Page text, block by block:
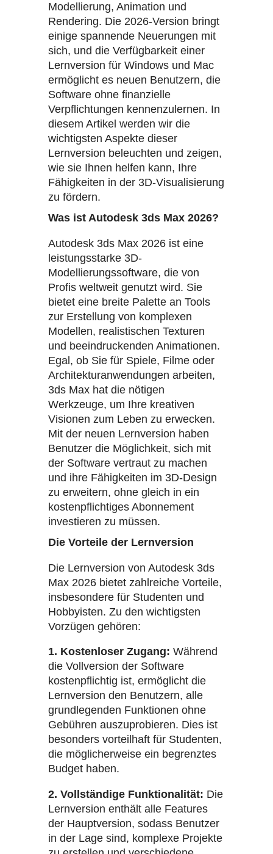
Modellierung, Animation und
Rendering. Die 2026-Version bringt
einige spannende Neuerungen mit
sich, und die Verfügbarkeit einer
Lernversion für Windows und Mac
ermöglicht es neuen Benutzern, die
Software ohne finanzielle
Verpflichtungen kennenzulernen. In
diesem Artikel werden wir die
wichtigsten Aspekte dieser
Lernversion beleuchten und zeigen,
wie sie Ihnen helfen kann, Ihre
Fähigkeiten in der 3D-Visualisierung
zu fördern.
Was ist Autodesk 3ds Max 2026?
Autodesk 3ds Max 2026 ist eine
leistungsstarke 3D-
Modellierungssoftware, die von
Profis weltweit genutzt wird. Sie
bietet eine breite Palette an Tools
zur Erstellung von komplexen
Modellen, realistischen Texturen
und beeindruckenden Animationen.
Egal, ob Sie für Spiele, Filme oder
Architekturanwendungen arbeiten,
3ds Max hat die nötigen
Werkzeuge, um Ihre kreativen
Visionen zum Leben zu erwecken.
Mit der neuen Lernversion haben
Benutzer die Möglichkeit, sich mit
der Software vertraut zu machen
und ihre Fähigkeiten im 3D-Design
zu erweitern, ohne gleich in ein
kostenpflichtiges Abonnement
investieren zu müssen.
Die Vorteile der Lernversion
Die Lernversion von Autodesk 3ds
Max 2026 bietet zahlreiche Vorteile,
insbesondere für Studenten und
Hobbyisten. Zu den wichtigsten
Vorzügen gehören:
1. Kostenloser Zugang: Während
die Vollversion der Software
kostenpflichtig ist, ermöglicht die
Lernversion den Benutzern, alle
grundlegenden Funktionen ohne
Gebühren auszuprobieren. Dies ist
besonders vorteilhaft für Studenten,
die möglicherweise ein begrenztes
Budget haben.
2. Vollständige Funktionalität: Die
Lernversion enthält alle Features
der Hauptversion, sodass Benutzer
in der Lage sind, komplexe Projekte